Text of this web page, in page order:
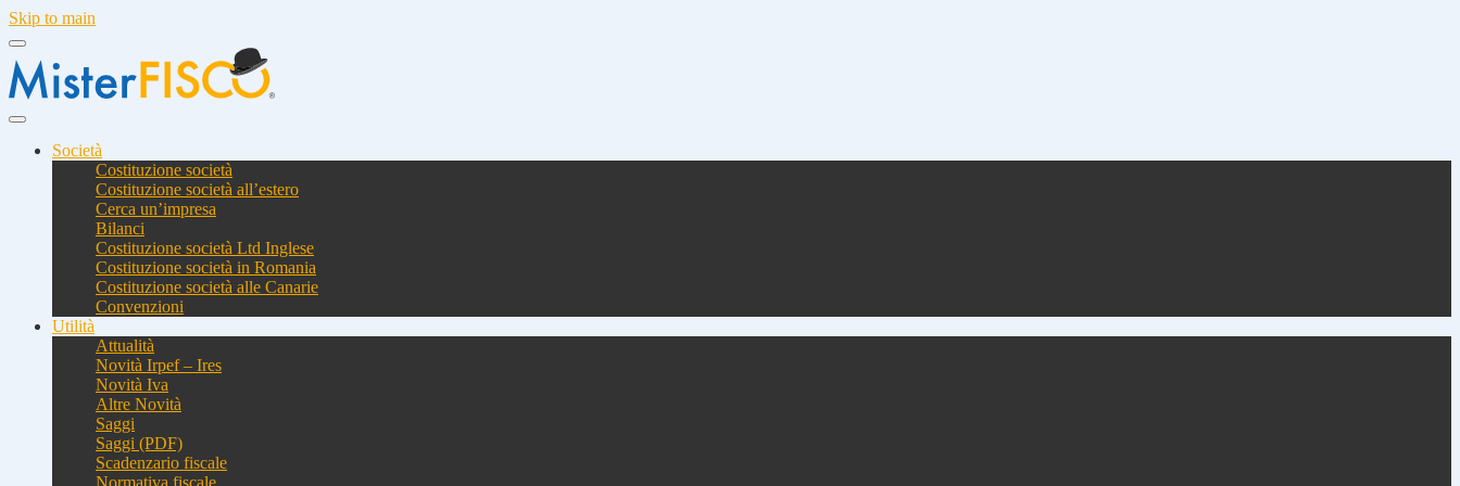
Skip to main
Società
Costituzione società
Costituzione società all’estero
Cerca un’impresa
Bilanci
Costituzione società Ltd Inglese
Costituzione società in Romania
Costituzione società alle Canarie
Convenzioni
Utilità
Attualità
Novità Irpef – Ires
Novità Iva
Altre Novità
Saggi
Saggi (PDF)
Scadenzario fiscale
Normativa fiscale